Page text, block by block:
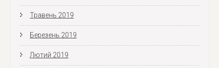
Травень 2019
Березень 2019
Лютий 2019